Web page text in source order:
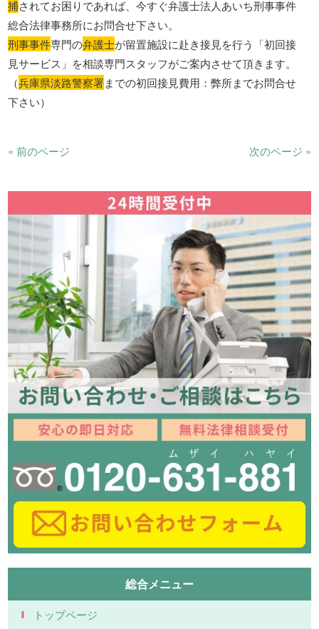
捕されてお困りであれば、今すぐ弁護士法人あいち刑事事件
総合法律事務所にお問合せ下さい。
刑事事件専門の弁護士が留置施設に赴き接見を行う「初回接
見サービス」を相談専門スタッフがご案内させて頂きます。
（兵庫県淡路警察署までの初回接見費用：弊所までお問合せ
下さい）
« 前のページ 次のページ »
総合メニュー
トップページ